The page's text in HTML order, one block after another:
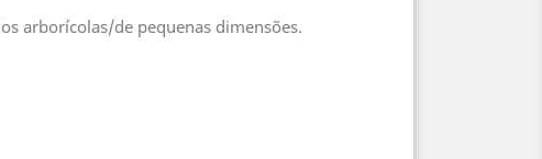
arborícolas/de pequenas dimensões.